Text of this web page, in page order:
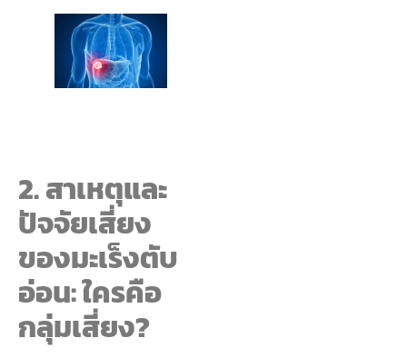
2. สาเหตุและ
ปัจจัยเสี่ยง
ของมะเร็งตับ
อ่อน: ใครคือ
กลุ่มเสี่ยง?